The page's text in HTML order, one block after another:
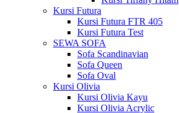
Kursi Futura
Kursi Futura FTR 405
Kursi Futura Test
SEWA SOFA
Sofa Scandinavian
Sofa Queen
Sofa Oval
Kursi Olivia
Kursi Olivia Kayu
Kursi Olivia Acrylic